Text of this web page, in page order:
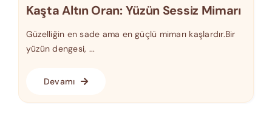
Kaşta Altın Oran: Yüzün Sessiz Mimarı
Güzelliğin en sade ama en güçlü mimarı kaşlardır.Bir
yüzün dengesi, ...
Devamı